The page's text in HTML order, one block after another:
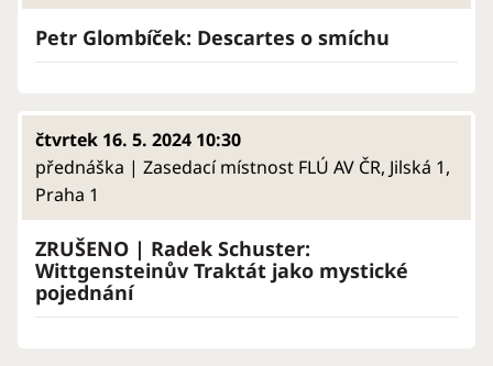
Petr Glombíček: Descartes o smíchu
čtvrtek 16. 5. 2024 10:30
přednáška | Zasedací místnost FLÚ AV ČR, Jilská 1,
Praha 1
ZRUŠENO | Radek Schuster:
Wittgensteinův Traktát jako mystické
pojednání